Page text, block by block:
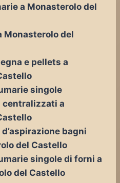
a Monasterolo del
Monasterolo del
e pellets a
singole
centralizzati a
bagni
del Castello
singole di forni a
del Castello